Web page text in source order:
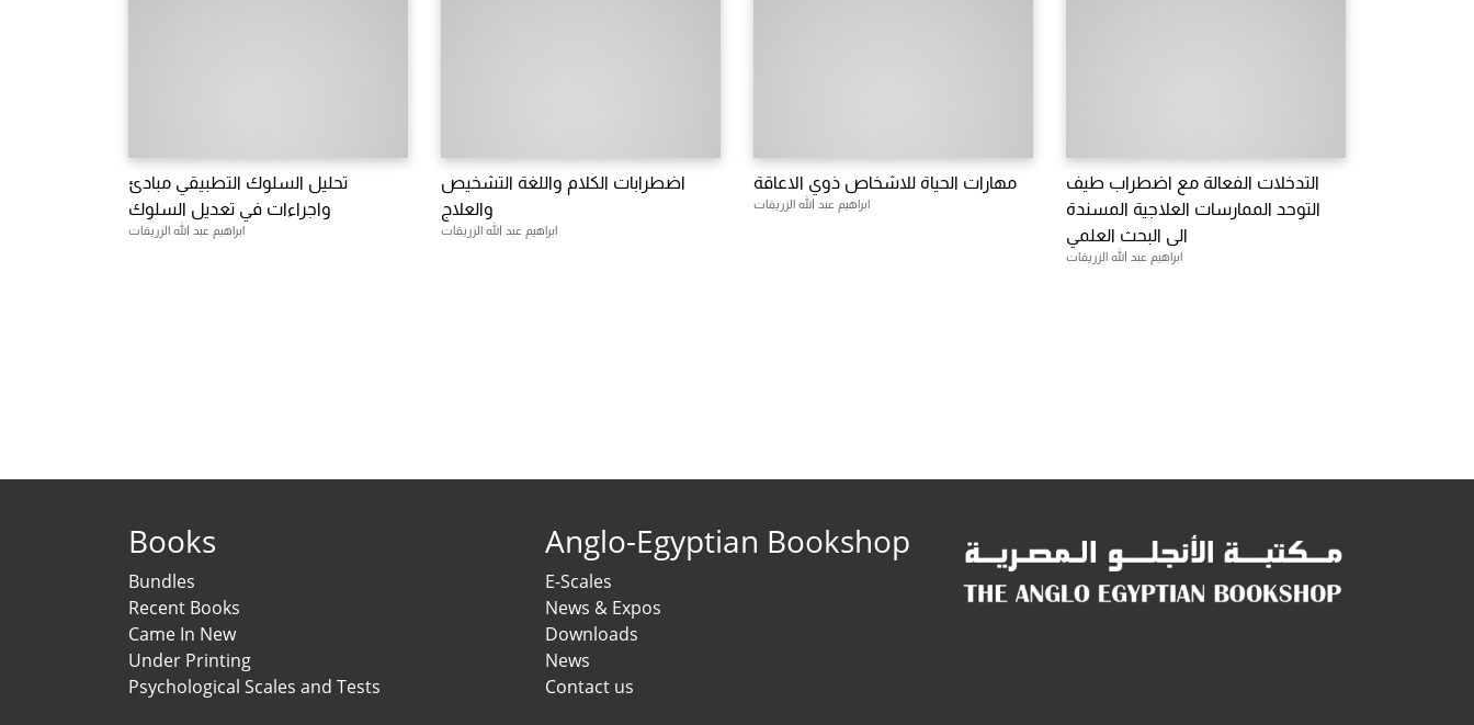
تحليل السلوك التطبيقي مبادئ
واجراءات في تعديل السلوك
ابراهيم عبد الله الزريقات
اضطرابات الكلام واللغة التشخيص
والعلاج
ابراهيم عبد الله الزريقات
مهارات الحياة للاشخاص ذوي الاعاقة
ابراهيم عبد الله الزريقات
التدخلات الفعالة مع اضطراب طيف
التوحد الممارسات العلاجية المسندة
الى البحث العلمي
ابراهيم عبد الله الزريقات
Books
Bundles
Recent Books
Came In New
Under Printing
Psychological Scales and Tests
Anglo-Egyptian Bookshop
E-Scales
News & Expos
Downloads
News
Contact us